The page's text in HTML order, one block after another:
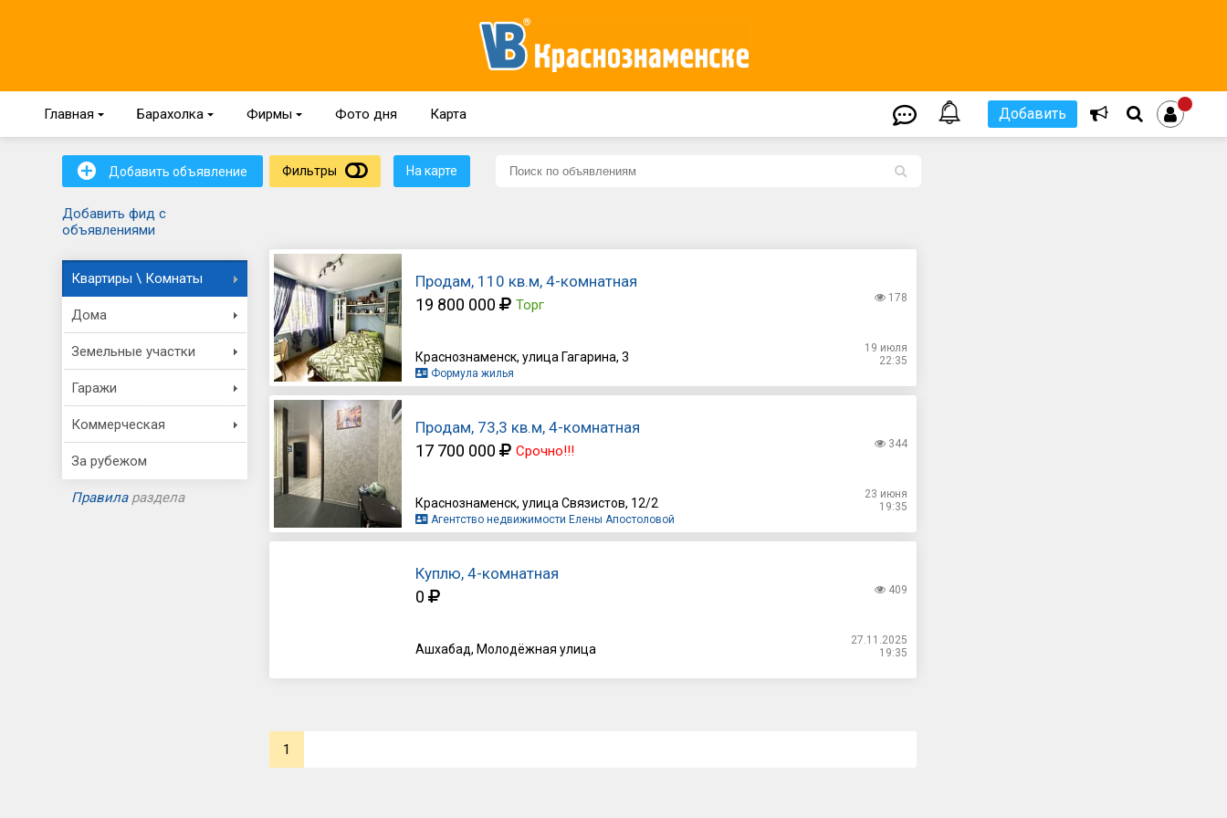
Главная { Барахолка { Фирмы { Фото дня Карта Добавить
Фильтры На карте L
Продам, 110 кв.м, 4-комнатная
19 800 000 Торг 178
19 июля
22:35
Краснознаменск, улица Гагарина, 3
Формула жилья
Продам, 73,3 кв.м, 4-комнатная
17 700 000 Срочно!!! 344
23 июня
19:35
Краснознаменск, улица Связистов, 12/2
Агентство недвижимости Елены Апостоловой
Куплю, 4-комнатная
0 409
27.11.2025
19:35
Ашхабад, Молодёжная улица
1
+ Добавить объявление
Добавить фид с
объявлениями
Квартиры \ Комнаты
Дома
Земельные участки
Гаражи
Коммерческая
За рубежом
Правилараздела